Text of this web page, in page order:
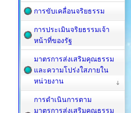
การขับเคลื่อนจริยธรรม
การประเมินจริยธรรมเจ้า
หน้าที่ของรัฐ
มาตรการส่งเสริมคุณธรรม
และความโปร่งใสภายใน
หน่วยงาน
การดำเนินการตาม
มาตรการส่งเสริมคุณธรรม